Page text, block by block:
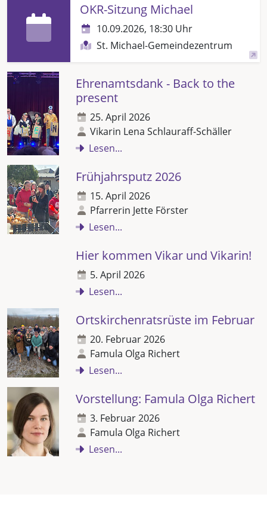
OKR-Sitzung Michael
10.09.2026, 18:30 Uhr
St. Michael-Gemeindezentrum
Ehrenamtsdank - Back to the
present
25. April 2026
Vikarin Lena Schlauraff-Schäller
Lesen...
Frühjahrsputz 2026
15. April 2026
Pfarrerin Jette Förster
Lesen...
Hier kommen Vikar und Vikarin!
5. April 2026
Lesen...
Ortskirchenratsrüste im Februar
20. Februar 2026
Famula Olga Richert
Lesen...
Vorstellung: Famula Olga Richert
3. Februar 2026
Famula Olga Richert
Lesen...